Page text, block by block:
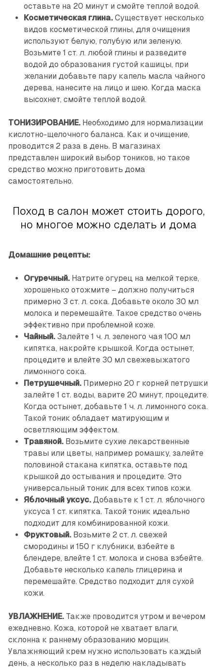
оставьте на 20 минут и смойте теплой водой.
Косметическая глина.Существует несколько
видов косметической глины, для очищения
используют белую, голубую или зеленую.
Возьмите 1 ст. л. любой глины и разведите
водой до образования густой кашицы, при
желании добавьте пару капель масла чайного
дерева, нанесите на лицо и шею. Когда маска
высохнет, смойте теплой водой.
ТОНИЗИРОВАНИЕ. Необходимо для нормализации
кислотно-щелочного баланса. Как и очищение,
проводится 2 раза в день. В магазинах
представлен широкий выбор тоников, но такое
средство можно приготовить дома
самостоятельно.
Поход в салон может стоить дорого,
но многое можно сделать и дома
Домашние рецепты:
Огуречный.Натрите огурец на мелкой терке,
хорошенько отожмите – должно получиться
примерно 3 ст. л. сока. Добавьте около 30 мл
молока и перемешайте. Такое средство очень
эффективно при проблемной коже.
Чайный.Залейте 1 ч. л. зеленого чая 100 мл
кипятка, накройте крышкой. Когда остынет,
процедите и влейте 30 мл свежевыжатого
лимонного сока.
Петрушечный.Примерно 20 г корней петрушки
залейте 1 ст. воды, варите 20 минут, процедите.
Когда остынет, добавьте 1 ч. л. лимонного сока.
Такой тоник обладает матирующим и
осветляющим эффектом.
Травяной.Возьмите сухие лекарственные
травы или цветы, например ромашку, залейте
половиной стакана кипятка, оставьте под
крышкой до остывания и процедите. Это
универсальный тоник для всех типов кожи.
Яблочный уксус.Добавьте к 1 ст. л. яблочного
уксуса 1 ст. кипятка. Такой тоник идеально
подходит для комбинированной кожи.
Фруктовый.Возьмите 2 ст. л. свежей
смородины и 150 г клубники, взбейте в
блендере, влейте 1 ст. молока и снова взбейте.
Добавьте несколько капель глицерина и
перемешайте. Средство подходит для сухой
кожи.
УВЛАЖНЕНИЕ. Также проводится утром и вечером
ежедневно. Кожа, которой не хватает влаги,
склонна к раннему образованию морщин.
Увлажняющий крем нужно использовать каждый
день, а несколько раз в неделю накладывать